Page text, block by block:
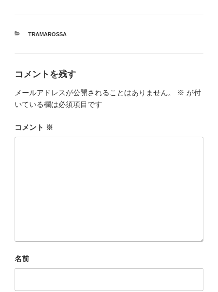
カ
TRAMAROSSA
コメントを残す
メールアドレスが公開されることはありません。 ※ が付
いている欄は必須項目です
コメント ※
名前